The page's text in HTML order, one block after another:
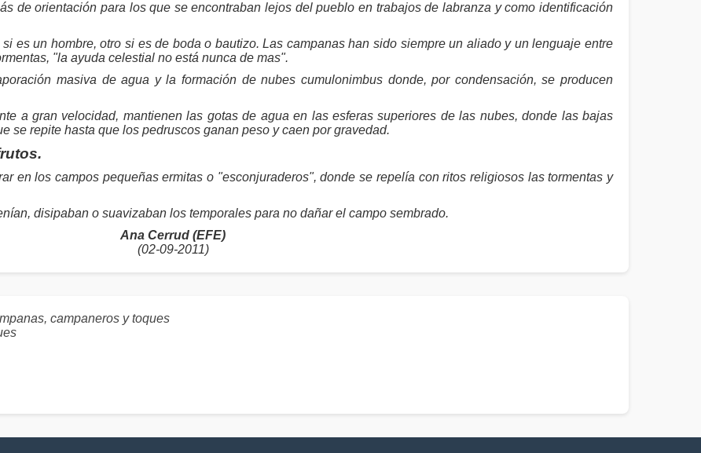
de orientación para los que se encontraban lejos del pueblo en trabajos de labranza y como identificación
es un hombre, otro si es de boda o bautizo. Las campanas han sido siempre un aliado y un lenguaje entre
"la ayuda celestial no está nunca de mas".
masiva de agua y la formación de nubes cumulonimbus donde, por condensación, se producen
a gran velocidad, mantienen las gotas de agua en las esferas superiores de las nubes, donde las bajas
se repite hasta que los pedruscos ganan peso y caen por gravedad.
en los campos pequeñas ermitas o "esconjuraderos", donde se repelía con ritos religiosos las tormentas y
disipaban o suavizaban los temporales para no dañar el campo sembrado.
Ana Cerrud (EFE)
(02-09-2011)
campaneros y toques